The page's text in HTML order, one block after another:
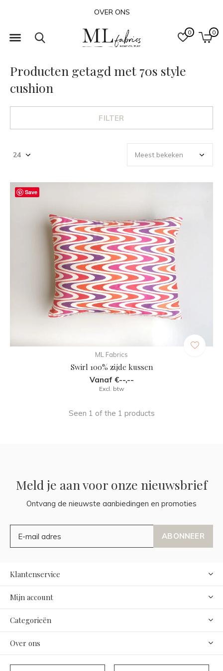
0 0
OVER ONS
Producten getagd met 70s style
cushion
FILTER
ML Fabrics
Swirl 100% zijde kussen
Vanaf €--,--
Excl. btw
Seen 1 of the 1 products
Meld je aan voor onze nieuwsbrief
Ontvang de nieuwste aanbiedingen en promoties
ABONNEER
Klantenservice
Mijn account
Categorieën
Over ons
Save